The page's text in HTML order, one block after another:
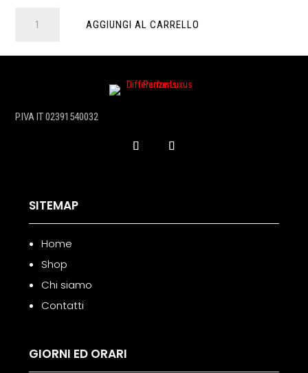
Figue
quantità
AGGIUNGI AL CARRELLO
P.IVA IT 02391540032
SITEMAP
Home
Shop
Chi siamo
Contatti
GIORNI ED ORARI